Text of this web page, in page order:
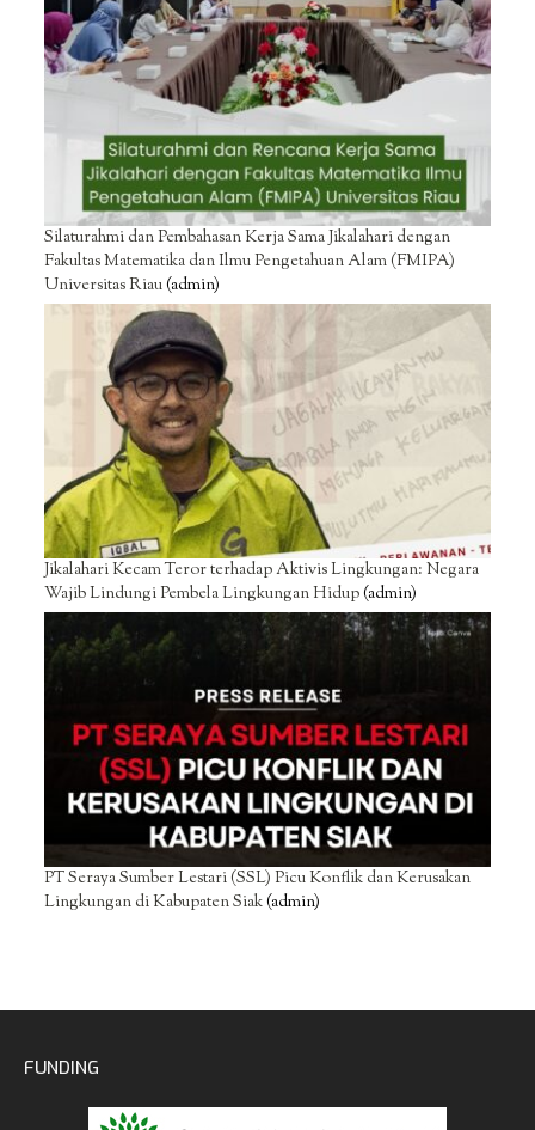
Silaturahmi dan Pembahasan Kerja Sama Jikalahari dengan
Fakultas Matematika dan Ilmu Pengetahuan Alam (FMIPA)
Universitas Riau(admin)
Jikalahari Kecam Teror terhadap Aktivis Lingkungan: Negara
Wajib Lindungi Pembela Lingkungan Hidup(admin)
PT Seraya Sumber Lestari (SSL) Picu Konflik dan Kerusakan
Lingkungan di Kabupaten Siak(admin)
FUNDING